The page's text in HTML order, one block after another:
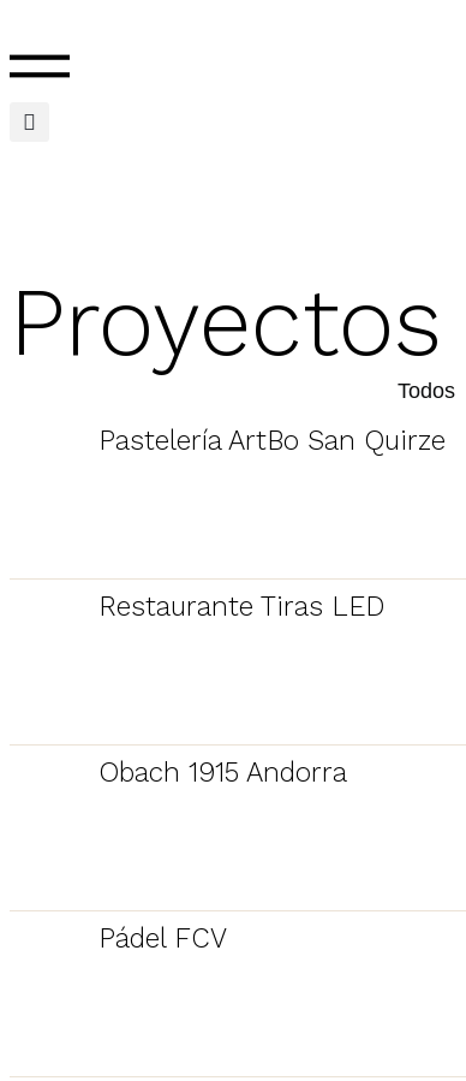
Proyectos
Todos
Pastelería ArtBo San Quirze
Restaurante Tiras LED
Obach 1915 Andorra
Pádel FCV